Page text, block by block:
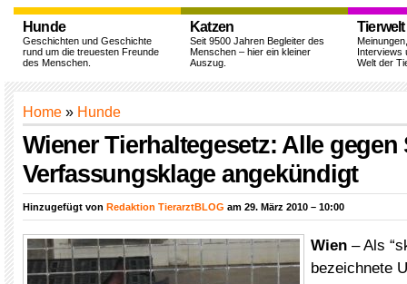
Hunde
Geschichten und Geschichte
rund um die treuesten Freunde
des Menschen.
Katzen
Seit 9500 Jahren Begleiter des
Menschen – hier ein kleiner
Auszug.
Tierwelt
Interviews
Welt der
Home » Hunde
Wiener Tierhaltegesetz: Alle gegen
Verfassungsklage angekündigt
Hinzugefügt von Redaktion TierarztBLOG am 29. März 2010 – 10:00
Wien – Als
bezeichnete